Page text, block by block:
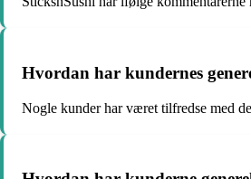
Hvordan har kundernes
Nogle kunder har været tilfredse med